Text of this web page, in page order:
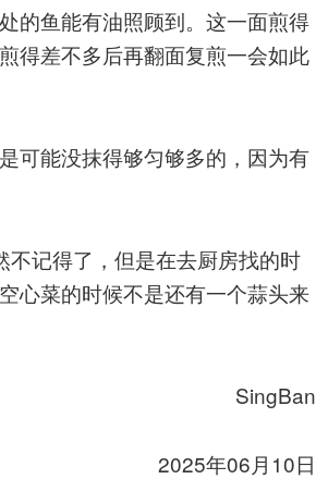
的鱼能有油照顾到。这一面煎得
得差不多后再翻面复煎一会如此
可能没抹得够匀够多的，因为有
不记得了，但是在去厨房找的时
心菜的时候不是还有一个蒜头来
SingBan
2025年06月10日